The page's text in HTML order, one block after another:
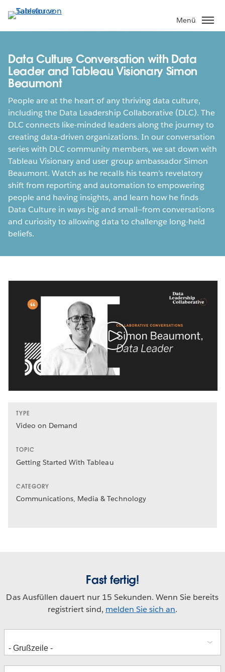
Direkt
zum
Inhalt
Menü
Data Culture Conversation with Data
Leader and Tableau Visionary Simon
Beaumont
People are at the heart of any thriving data culture,
including the Data Leadership Collaborative (DLC). The
DLC connects like-minded leaders along the journey to
creating data-driven organizations. In our conversation
series with DLC community members, we sat down with
Tableau Visionary and user group ambassador Simon
Beaumont. Watch as he recalls his team’s revelatory
shift from reporting and automation to empowering
people and having insights, and learn how he finds
Data Culture in ways big and small—from conversations
and curiosity to allowing data to challenge long-held
beliefs.
TYPE
Video on Demand
TOPIC
Getting Started With Tableau
CATEGORY
Communications, Media & Technology
Fast fertig!
Das Ausfüllen dauert nur 15 Sekunden. Wenn Sie bereits
registriert sind, melden Sie sich an.